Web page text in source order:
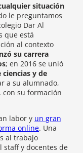
situación
le preguntamos
Dar Al
que está
al contexto
su carrera
; en 2016 se unió
ciencias y de
a su alumnado,
con su formación
labor y un gran
online. Una
al trabajo
staff y docentes de